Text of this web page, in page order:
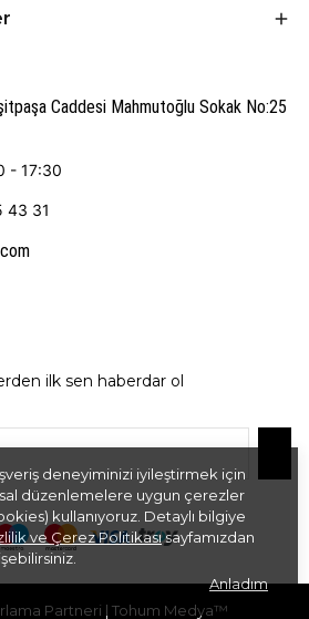
deneyiminizi iyileştirmek için
düzenlemelere uygun çerezler
kullanıyoruz. Detaylı bilgiye
ve Çerez Politikasısayfamızdan
Anladım
Caddesi Mahmutoğlu Sokak No:25
- 17:30
43 31
ilk sen haberdar ol
Partneri | Tohum Medya™